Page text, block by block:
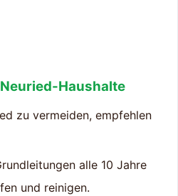
Haushalte
zu vermeiden, empfehlen
alle 10 Jahre
und reinigen.